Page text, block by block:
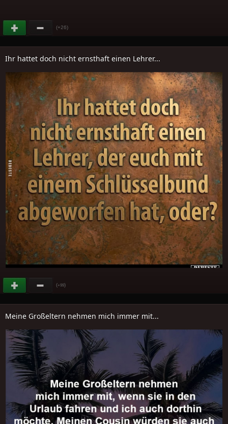
(+26)
Ihr hattet doch nicht ernsthaft einen Lehrer...
(+99)
Meine Großeltern nehmen mich immer mit...